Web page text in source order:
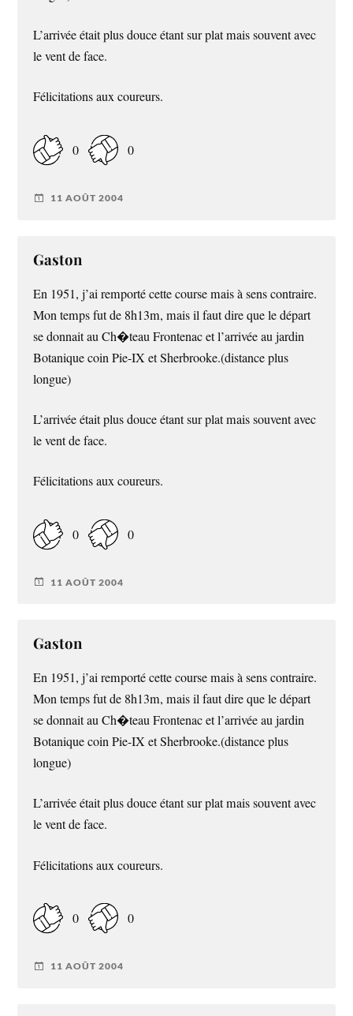
L’arrivée était plus douce étant sur plat mais souvent avec
le vent de face.
Félicitations aux coureurs.
0 0
11 AOÛT 2004
Gaston
En 1951, j’ai remporté cette course mais à sens contraire.
Mon temps fut de 8h13m, mais il faut dire que le départ
se donnait au Ch�teau Frontenac et l’arrivée au jardin
Botanique coin Pie-IX et Sherbrooke.(distance plus
longue)
L’arrivée était plus douce étant sur plat mais souvent avec
le vent de face.
Félicitations aux coureurs.
0 0
11 AOÛT 2004
Gaston
En 1951, j’ai remporté cette course mais à sens contraire.
Mon temps fut de 8h13m, mais il faut dire que le départ
se donnait au Ch�teau Frontenac et l’arrivée au jardin
Botanique coin Pie-IX et Sherbrooke.(distance plus
longue)
L’arrivée était plus douce étant sur plat mais souvent avec
le vent de face.
Félicitations aux coureurs.
0 0
11 AOÛT 2004